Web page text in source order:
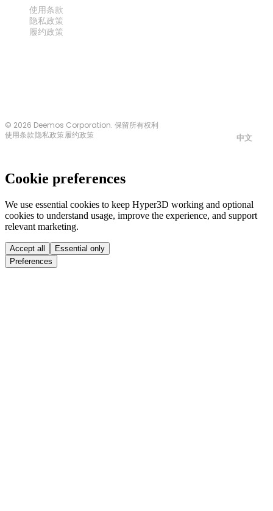
使用条款
隐私政策
履约政策
© 2026 Deemos Corporation. 保留所有权利
使用条款隐私政策履约政策 中文
Cookie preferences
We use essential cookies to keep Hyper3D working and optional
cookies to understand usage, improve the experience, and support
relevant marketing.
Accept all
Essential only
Preferences